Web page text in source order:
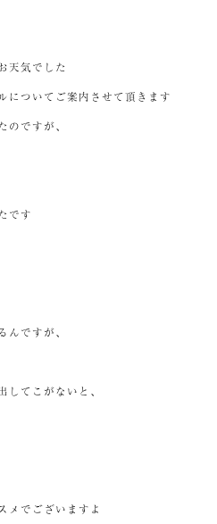
天気でした
ついてご案内させて頂きます
のですが、
です
んですが、
してこがないと、
メでございますよ